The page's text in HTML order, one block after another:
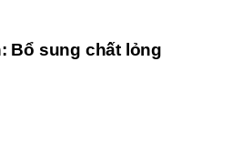
Bổ sung chất lỏng